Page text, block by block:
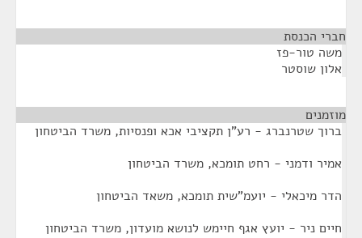
חברי הכנסת
משה טור-פז
אלון שוסטר
מוזמנים
ברוך שטרנברג - רע"ן תקציבי אכא ופנסיות, משרד הביטחון
אמיר ודמני - רחט תומכא, משרד הביטחון
הדר מיכאלי - יועמ"שית תומכא, משאד הביטחון
חיים ניר - יועץ אגף חיימש לנושא מועדון, משרד הביטחון